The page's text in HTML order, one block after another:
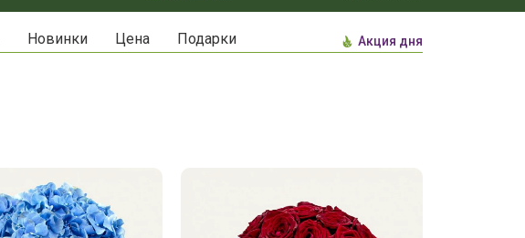
Новинки Цена Подарки Акция дня